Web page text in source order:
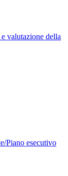
valutazione della
Piano esecutivo